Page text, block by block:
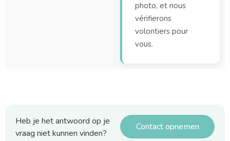
photo, et nous
vérifierons
volontiers pour
vous.
Heb je het antwoord op je
vraag niet kunnen vinden?
Contact opnemen